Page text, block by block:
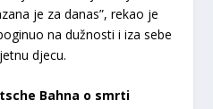
je za danas”, rekao je
na dužnosti i iza sebe
djecu.
Bahna o smrti